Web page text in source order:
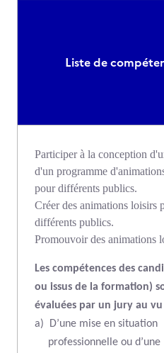
Liste de
Participer à la conception
d'un programme
pour différents publics.
Créer des animations loisirs
différents publics.
Promouvoir des animations
Les compétences des
ou issus de la formation)
évaluées par un jury au vu
a)
D’une mise en situation
professionnelle ou d’une